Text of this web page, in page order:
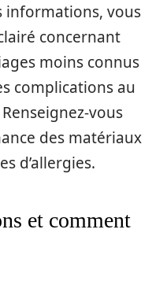
informations, vous
concernant
moins connus
complications au
vous
des matériaux
d’allergies.
et comment